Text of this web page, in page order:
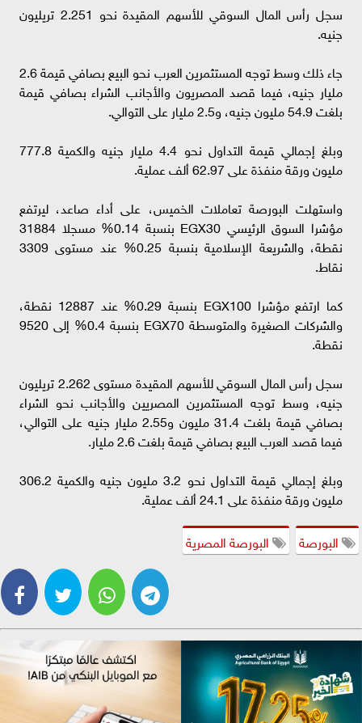
سجل رأس المال السوقي للأسهم المقيدة نحو 2.251 تريليون
جنيه.
جاء ذلك وسط توجه المستثمرين العرب نحو البيع بصافي قيمة 2.6
مليار جنيه، فيما قصد المصريون والأجانب الشراء بصافي قيمة
بلغت 54.9 مليون جنيه، و2.5 مليار على التوالي.
وبلغ إجمالي قيمة التداول نحو 4.4 مليار جنيه والكمية 777.8
مليون ورقة منفذة على 62.97 ألف عملية.
واستهلت البورصة تعاملات الخميس، على أداء صاعد، ليرتفع
مؤشرا السوق الرئيسي EGX30 بنسبة 0.14% مسجلا 31884
نقطة، والشريعة الإسلامية بنسبة 0.25% عند مستوى 3309
نقاط.
كما ارتفع مؤشرا EGX100 بنسبة 0.29% عند 12887 نقطة،
والشركات الصغيرة والمتوسطة EGX70 بنسبة 0.4% إلى 9520
نقطة.
سجل رأس المال السوقي للأسهم المقيدة مستوى 2.262 تريليون
جنيه، وسط توجه المستثمرين المصريين والأجانب نحو الشراء
بصافي قيمة بلغت 31.4 مليون و2.55 مليار جنيه على التوالي،
فيما قصد العرب البيع بصافي قيمة بلغت 2.6 مليار.
وبلغ إجمالي قيمة التداول نحو 3.2 مليون جنيه والكمية 306.2
مليون ورقة منفذة على 24.1 ألف عملية.
البورصة
البورصة المصرية